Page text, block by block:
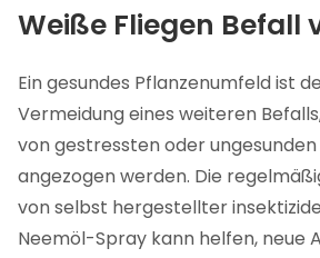
Weiße Fliegen Befall
Ein gesundes Pflanzenumfeld ist
Vermeidung eines weiteren
von gestressten oder
angezogen werden. Die
von selbst hergestellter
Neemöl-Spray kann helfen, neue